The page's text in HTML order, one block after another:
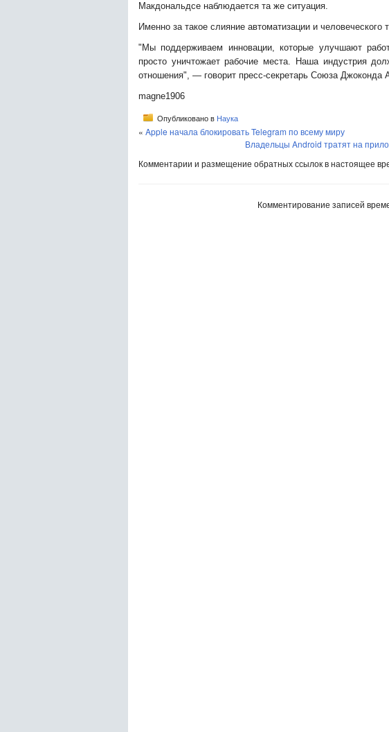
Макдональдсе наблюдается та же ситуация.
Именно за такое слияние автоматизации и человеческого
"Мы поддерживаем инновации, которые улучшают
просто уничтожает рабочие места. Наша индустрия
отношения", — говорит пресс-секретарь Союза Джоконда
magne1906
Опубликовано в Наука
« Apple начала блокировать Telegram по всему миру
Владельцы Android тратят на
Комментарии и размещение обратных ссылок в настоящее
Комментирование записей